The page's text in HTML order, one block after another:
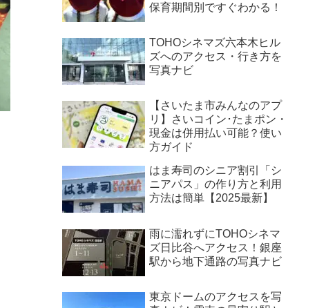
保育期間別ですぐわかる！
TOHOシネマズ六本木ヒル
ズへのアクセス・行き方を
写真ナビ
【さいたま市みんなのアプ
リ】さいコイン･たまポン・
現金は併用払い可能？使い
方ガイド
はま寿司のシニア割引「シ
ニアパス」の作り方と利用
方法は簡単【2025最新】
雨に濡れずにTOHOシネマ
ズ日比谷へアクセス！銀座
駅から地下通路の写真ナビ
東京ドームのアクセスを写